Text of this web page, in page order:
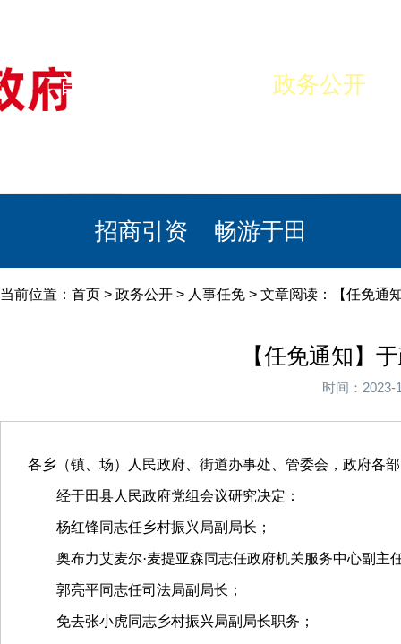
首页 政务公开
招商引资 畅游于田
当前位置： 首页 > 政务公开 > 人事任免 > 文章阅读：【任免通
【任免通知】
时间：
各乡（镇、场）人民政府、街道办事处、管委会，政府各
经于田县人民政府党组会议研究决定：
杨红锋同志任乡村振兴局副局长；
奥布力艾麦尔·麦提亚森同志任政府机关服务中心副主
郭亮平同志任司法局副局长；
免去张小虎同志乡村振兴局副局长职务；